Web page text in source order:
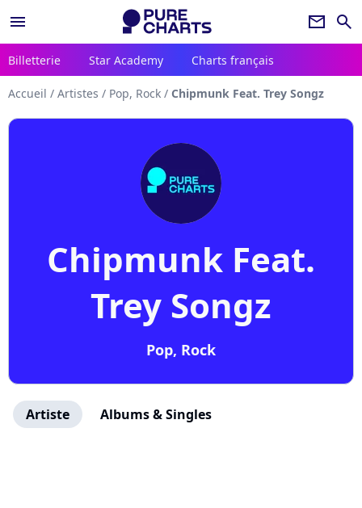
menu newsletter search
Billetterie Star Academy Charts français
Accueil / Artistes / Pop, Rock / Chipmunk Feat. Trey Songz
Chipmunk Feat.
Trey Songz
Pop, Rock
Artiste Albums & Singles